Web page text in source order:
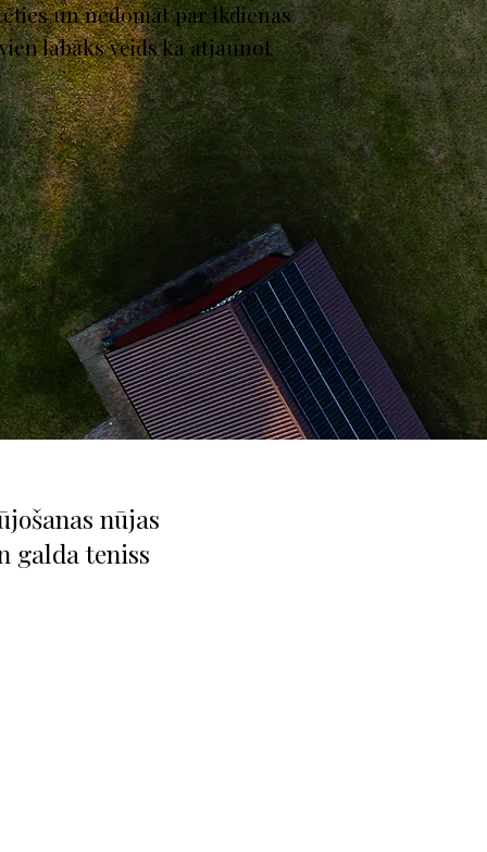
un nedomāt par ikdienas
labāks veids kā atjaunot
nūjas
galda teniss